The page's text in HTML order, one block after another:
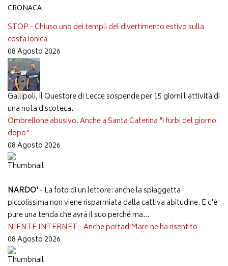
CRONACA
STOP - Chiuso uno dei templi del divertimento estivo sulla
costa ionica
08 Agosto 2026
Gallipoli, il Questore di Lecce sospende per 15 giorni l'attività di
una nota discoteca.
Ombrellone abusivo. Anche a Santa Caterina "i furbi del giorno
dopo"
08 Agosto 2026
NARDO'- La foto di un lettore: anche la spiaggetta
piccolissima non viene risparmiata dalla cattiva abitudine. E c'è
pure una tenda che avrà il suo perché ma...
NIENTE INTERNET - Anche portadiMare ne ha risentito
08 Agosto 2026